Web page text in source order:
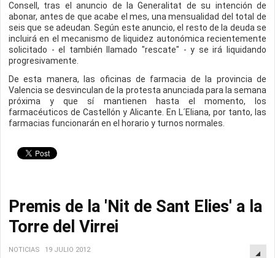
Consell, tras el anuncio de la Generalitat de su intención de
abonar, antes de que acabe el mes, una mensualidad del total de
seis que se adeudan. Según este anuncio, el resto de la deuda se
incluirá en el mecanismo de liquidez autonómica recientemente
solicitado - el también llamado "rescate" - y se irá liquidando
progresivamente.
De esta manera, las oficinas de farmacia de la provincia de
Valencia se desvinculan de la protesta anunciada para la semana
próxima y que sí mantienen hasta el momento, los
farmacéuticos de Castellón y Alicante. En L´Eliana, por tanto, las
farmacias funcionarán en el horario y turnos normales.
Premis de la 'Nit de Sant Elies' a la
Torre del Virrei
NOTICIAS 19 JULIO 2012